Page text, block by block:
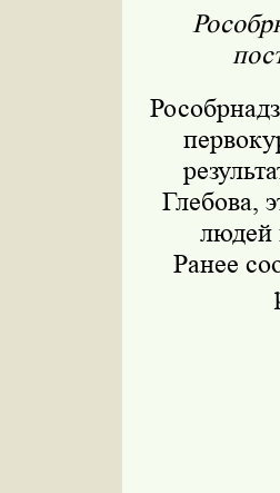
Глебова,
людей
Ранее